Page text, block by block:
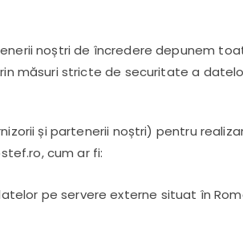
noștri de încredere depunem
măsuri stricte de securitate a
și partenerii noștri) pentru
cum ar fi:
pe servere externe situat în